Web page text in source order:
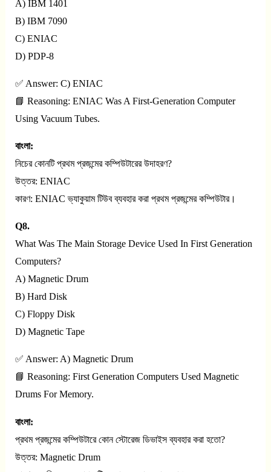
A) IBM 1401
B) IBM 7090
C) ENIAC
D) PDP-8
✅ Answer: C) ENIAC
📘 Reasoning: ENIAC Was A First-Generation Computer
Using Vacuum Tubes.
বাংলা:
নিচের কোনটি প্রথম প্রজন্মের কম্পিউটারের উদাহরণ?
উত্তর: ENIAC
কারণ: ENIAC ভ্যাকুয়াম টিউব ব্যবহার করা প্রথম প্রজন্মের কম্পিউটার।
Q8.
What Was The Main Storage Device Used In First Generation
Computers?
A) Magnetic Drum
B) Hard Disk
C) Floppy Disk
D) Magnetic Tape
✅ Answer: A) Magnetic Drum
📘 Reasoning: First Generation Computers Used Magnetic
Drums For Memory.
বাংলা:
প্রথম প্রজন্মের কম্পিউটারে কোন স্টোরেজ ডিভাইস ব্যবহার করা হতো?
উত্তর: Magnetic Drum